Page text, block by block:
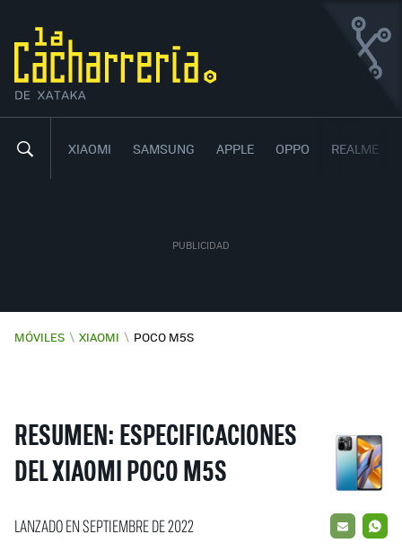
XIAOMI SAMSUNG APPLE OPPO REALME
XIAOMI POCO M5S
ECONÓMICO, CON PANTALLA AMOLED Y ALTAVOCES
ESTÉREO
MÓVILES \ XIAOMI \ POCO M5S
RESUMEN: ESPECIFICACIONES
DEL XIAOMI POCO M5S
LANZADO EN SEPTIEMBRE DE 2022 EMAIL